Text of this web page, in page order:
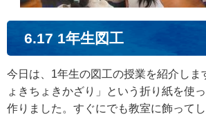
6.17 1年生図工
今日は、1年生の図工の授業を紹介しま
ょきちょきかざり」という折り紙を使
作りました。すぐにでも教室に飾って